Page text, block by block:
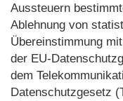
Aussteuern
Ablehnung von
Übereinstimmung
der EU-
dem
Datenschutzgesetz